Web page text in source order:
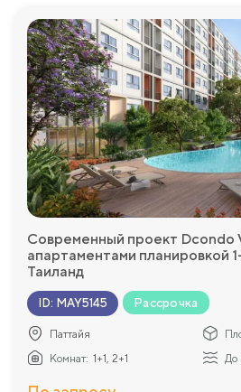
Современный проект Dcondo
апартаментами планировкой
Таиланд
ID: MAY5145 Рассрочка
Паттайя
Комнат: 1+1, 2+1 До